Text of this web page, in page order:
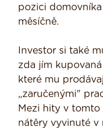
pozici
měsíčně.
Investor si také
zda jím
které mu
„zaručenými"
Mezi hity v tomto
nátěry vyvinuté v